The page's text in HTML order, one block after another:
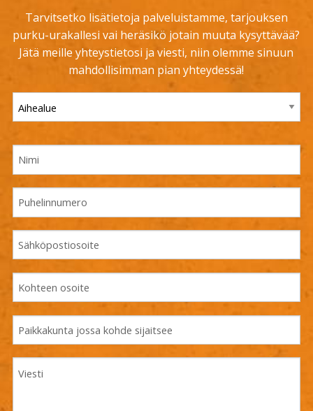
Tarvitsetko lisätietoja palveluistamme, tarjouksen
purku-urakallesi vai heräsikö jotain muuta kysyttävää?
Jätä meille yhteystietosi ja viesti, niin olemme sinuun
mahdollisimman pian yhteydessä!